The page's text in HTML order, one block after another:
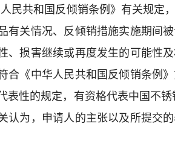
民共和国反倾销条例》有关规定
有关情况、反倾销措施实施期间
、损害继续或再度发生的可能性
合《中华人民共和国反倾销条例
表性的规定，有资格代表中国不
认为，申请人的主张以及所提交